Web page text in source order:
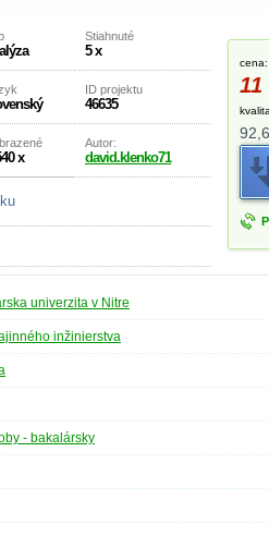
Stiahnuté
5 x
ID projektu
46635
x
Autor:
david.klenko71
cena:
univerzita v Nitre
inžinierstva
- bakalársky